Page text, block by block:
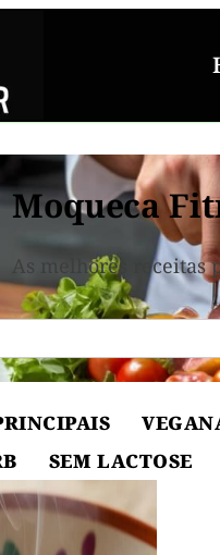
Moqueca
As melhores receitas
SEM LACTOSE